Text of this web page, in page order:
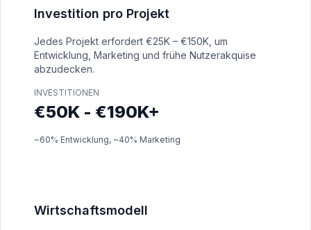
Investition pro Projekt
Jedes Projekt erfordert €25K – €150K, um
Entwicklung, Marketing und frühe Nutzerakquise
abzudecken.
INVESTITIONEN
€50K - €190K+
~60% Entwicklung, ~40% Marketing
Wirtschaftsmodell